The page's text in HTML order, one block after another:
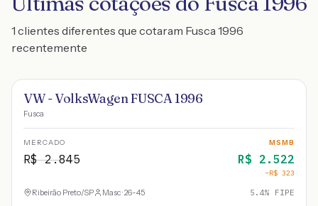
1 clientes diferentes que cotaram Fusca 1996
recentemente
VW - VolksWagen FUSCA 1996
Fusca
MERCADO
R$2.845
MSMB
R$ 2.522
−R$ 323
Ribeirão Preto/SP Masc · 26-45 5.4% FIPE